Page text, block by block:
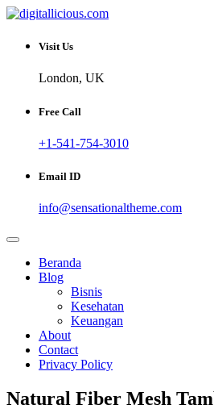
Skip
content
digitallicious.com
Sharing Digital Information
Visit Us
London, UK
Free Call
+1-541-754-3010
Email ID
info@sensationaltheme.com
Beranda
Blog
Bisnis
Kesehatan
Keuangan
About
Contact
Privacy Policy
Natural Fiber Mesh